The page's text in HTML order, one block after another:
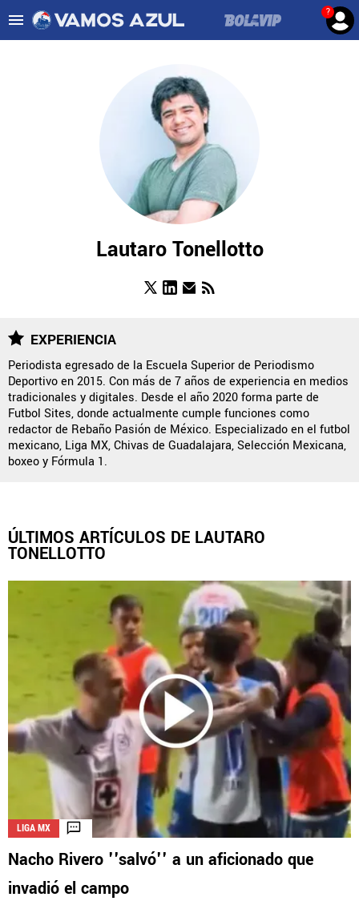
?
FUERZAS BÁSICAS
QUIENES SOMOS | STAFF | CONTACTO
Este portal es una sección especial del portal Bolavip.com
Política Editorial
Ad Choices
Vamos Azul, al igual que Futbol Sites, es una
compañía perteneciente a Better Collective. Todos
los derechos reservados.
La aceptación de una de las ofertas presentadas en esta página
puede dar lugar a un pago aVamos Azul . Este pago puede influir en
cómo y dónde aparecen los operadores de juego en la página y en el
orden en que aparecen, pero no influye en nuestras evaluaciones.
Lautaro Tonellotto
EXPERIENCIA
Periodista egresado de la Escuela Superior de Periodismo
Deportivo en 2015. Con más de 7 años de experiencia en medios
tradicionales y digitales. Desde el año 2020 forma parte de
Futbol Sites, donde actualmente cumple funciones como
redactor de Rebaño Pasión de México. Especializado en el futbol
mexicano, Liga MX, Chivas de Guadalajara, Selección Mexicana,
boxeo y Fórmula 1.
ÚLTIMOS ARTÍCULOS DE LAUTARO
TONELLOTTO
LIGA MX
Nacho Rivero ''salvó'' a un aficionado que
invadió el campo